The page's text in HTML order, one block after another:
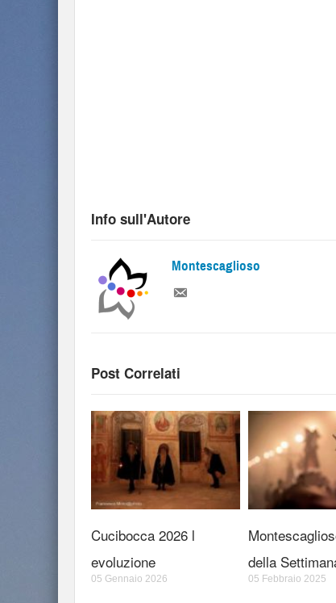
Info sull'Autore
Montescaglioso
Post Correlati
Cucibocca 2026 l
evoluzione
05 Gennaio 2026
della
05 Febbraio 2025